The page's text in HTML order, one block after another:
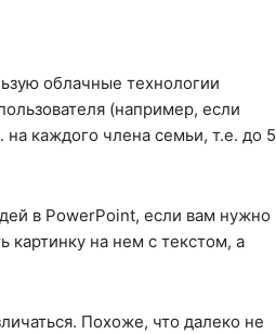
облачные технологии
(например, если
каждого члена семьи, т.е. до 5
в PowerPoint, если вам нужно
картинку на нем с текстом, а
Похоже, что далеко не